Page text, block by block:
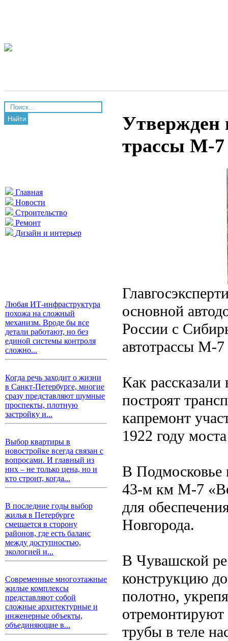
Найти
Главная
Новости
Строительство
Ремонт
Дизайн и интерьер
Любая ИТ-инфраструктура
похожа на сложный
механизм. Вроде бы все
детали работают, но без
единой системы контроля
сложно...
Когда речь заходит о жизни
в Санкт-Петербурге, многие
сразу представляют шумные
проспекты, плотную
застройку и...
Выбор квартиры в
новостройке всегда связан с
вопросами. И главный из
них – не только цена, но и
кто строит, когда...
В последние годы выбор
жилья в Петербурге
смещается в сторону
районов, где есть баланс
между доступностью,
экологией и...
Современные многоэтажные
жилые комплексы
представляют собой
сложные архитектурные и
инженерные объекты,
объединяющие в...
Утвержден
трассы М-7
основной
России с
автотрассы М-
Как
построят
капремонт
1922 году
В Подмосковье
43-м км М-7
для
Новгорода.
В Чувашской
конструкцию
полотно,
трубы в теле